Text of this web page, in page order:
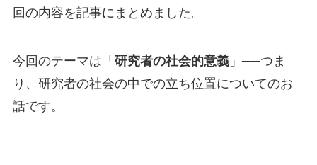
回の内容を記事にまとめました。
今回のテーマは「 研究者の社会的意義」──つま
り、研究者の社会の中での立ち位置についてのお
話です。